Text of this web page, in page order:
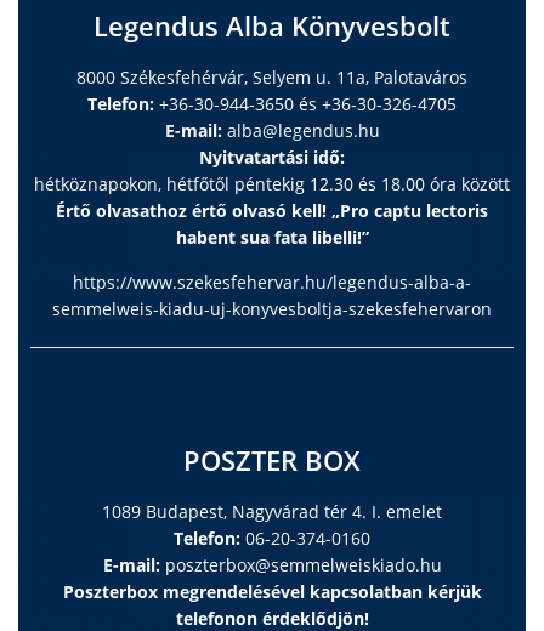
Legendus Alba Könyvesbolt
8000 Székesfehérvár, Selyem u. 11a, Palotaváros
Telefon: +36-30-944-3650 és +36-30-326-4705
E-mail: alba@legendus.hu
Nyitvatartási idő:
hétköznapokon, hétfőtől péntekig 12.30 és 18.00 óra között
Értő olvasathoz értő olvasó kell! „Pro captu lectoris
habent sua fata libelli!”
https://www.szekesfehervar.hu/legendus-alba-a-
semmelweis-kiadu-uj-konyvesboltja-szekesfehervaron
POSZTER BOX
1089 Budapest, Nagyvárad tér 4. I. emelet
Telefon: 06-20-374-0160
E-mail: poszterbox@semmelweiskiado.hu
Poszterbox megrendelésével kapcsolatban kérjük
telefonon érdeklődjön!